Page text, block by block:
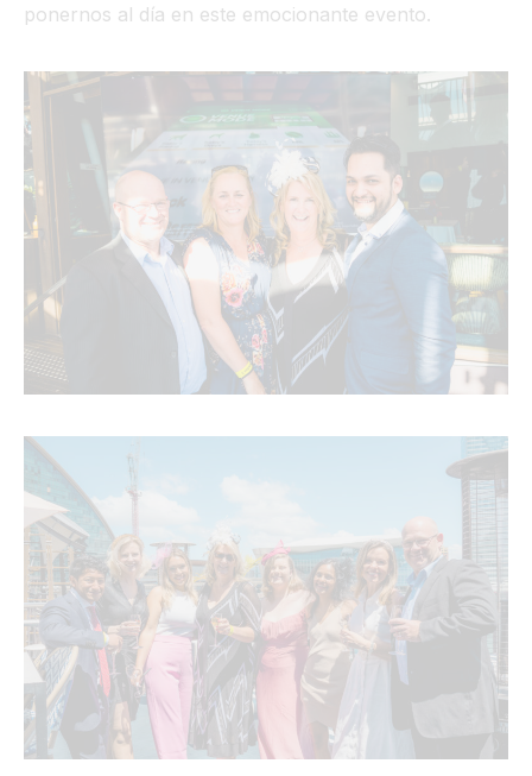
ponernos al día en este emocionante evento.